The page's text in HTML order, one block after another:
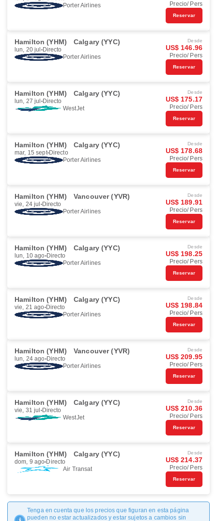
Porter Airlines
Precio/ Pers
Reservar
Hamilton (YHM) Calgary (YYC)
lun, 20 jul Directo
Porter Airlines
Desde
US$ 146.96
Precio/ Pers
Reservar
Hamilton (YHM) Calgary (YYC)
lun, 27 jul Directo
WestJet
Desde
US$ 175.17
Precio/ Pers
Reservar
Hamilton (YHM) Calgary (YYC)
mar, 15 sept Directo
Porter Airlines
Desde
US$ 178.68
Precio/ Pers
Reservar
Hamilton (YHM) Vancouver (YVR)
vie, 24 jul Directo
Porter Airlines
Desde
US$ 189.91
Precio/ Pers
Reservar
Hamilton (YHM) Calgary (YYC)
lun, 10 ago Directo
Porter Airlines
Desde
US$ 198.25
Precio/ Pers
Reservar
Hamilton (YHM) Calgary (YYC)
vie, 21 ago Directo
Porter Airlines
Desde
US$ 198.84
Precio/ Pers
Reservar
Hamilton (YHM) Vancouver (YVR)
lun, 24 ago Directo
Porter Airlines
Desde
US$ 209.95
Precio/ Pers
Reservar
Hamilton (YHM) Calgary (YYC)
vie, 31 jul Directo
WestJet
Desde
US$ 210.36
Precio/ Pers
Reservar
Hamilton (YHM) Calgary (YYC)
dom, 9 ago Directo
Air Transat
Desde
US$ 214.37
Precio/ Pers
Reservar
Tenga en cuenta que los precios que figuran en esta página
pueden no estar actualizados y estar sujetos a cambios sin